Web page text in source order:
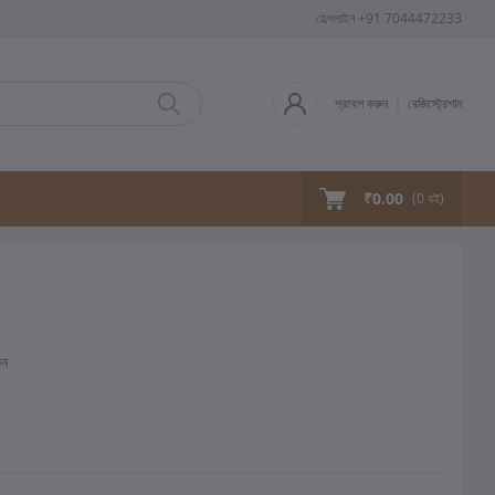
হেল্পলাইন +91 7044472233
প্রবেশ করুন রেজিস্ট্রেশান
₹0.00 (0 বই)